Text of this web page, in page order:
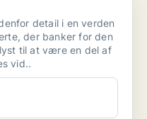
detail i en verden
der banker for den
til at være en del af
vid..